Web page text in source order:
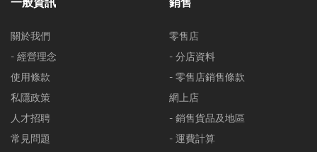
關於我們
- 經營理念
使用條款
私隱政策
人才招聘
常見問題
零售店
- 分店資料
- 零售店銷售條款
網上店
- 銷售貨品及地區
- 運費計算